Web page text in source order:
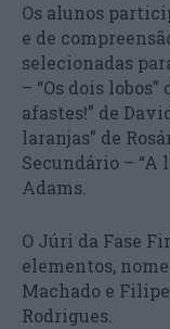
Os alunos
e de
selecionadas
– “Os dois
afastes!” de
laranjas” de
Secundário – “A
Adams.
O Júri da Fase
elementos,
Machado e
Rodrigues.